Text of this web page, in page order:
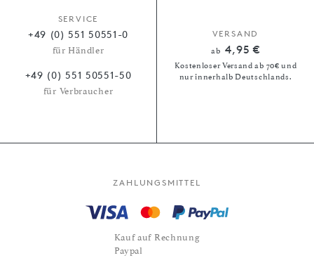
SERVICE
+49 (0) 551 50551-0
für Händler
+49 (0) 551 50551-50
für Verbraucher
VERSAND
ab 4,95 €
Kostenloser Versand ab 70€ und
nur innerhalb Deutschlands.
ZAHLUNGSMITTEL
Kauf auf Rechnung
Paypal